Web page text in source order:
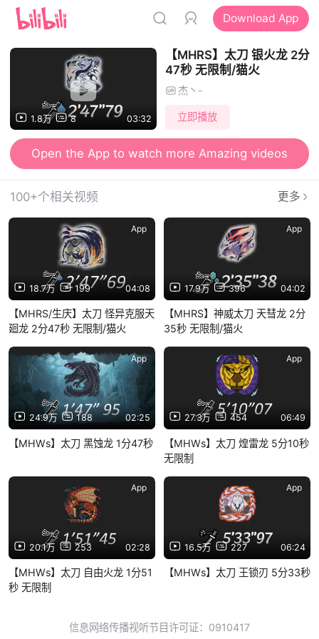
Download App
1.8万 8 03:32
【MHRS】太刀 银火龙 2分
47秒 无限制/猫火
杰丶-
立即播放
Open the App to watch more Amazing videos
100+个相关视频 更多
18.7万 199 04:08
App
【MHRS/生庆】太刀 怪异克服天
廻龙 2分47秒 无限制/猫火
17.9万 396 04:02
App
【MHRS】神威太刀 天彗龙 2分
35秒 无限制/猫火
24.9万 188 02:25
App
【MHWs】太刀 黑蚀龙 1分47秒
27.3万 454 06:49
App
【MHWs】太刀 煌雷龙 5分10秒
无限制
20.1万 253 02:28
App
【MHWs】太刀 自由火龙 1分51
秒 无限制
16.5万 227 06:24
App
【MHWs】太刀 王锁刃 5分33秒
信息网络传播视听节目许可证：0910417